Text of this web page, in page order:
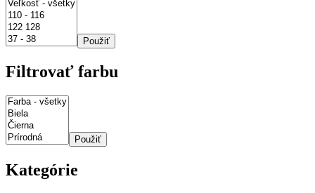
Použiť
Filtrovať farbu
Použiť
Kategórie